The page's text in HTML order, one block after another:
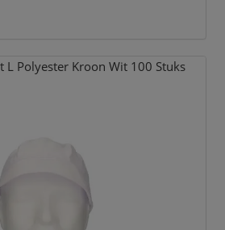
L Polyester Kroon Wit 100 Stuks